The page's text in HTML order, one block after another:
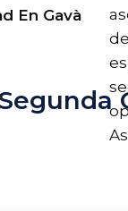
En Gavà